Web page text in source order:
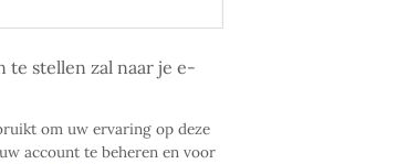
stellen zal naar je e-
om uw ervaring op deze
account te beheren en voor